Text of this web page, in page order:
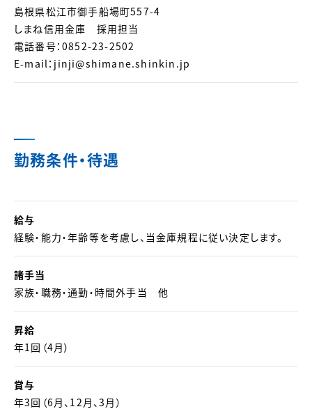
島根県松江市御手船場町557-4
しまね信用金庫 採用担当
電話番号：0852-23-2502
E-mail：jinji@shimane.shinkin.jp
勤務条件・待遇
給与
経験・能力・年齢等を考慮し、当金庫規程に従い決定します。
諸手当
家族・職務・通勤・時間外手当 他
昇給
年1回（4月）
賞与
年3回（6月、12月、3月）